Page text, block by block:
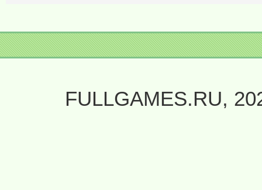
FULLGAMES.RU,